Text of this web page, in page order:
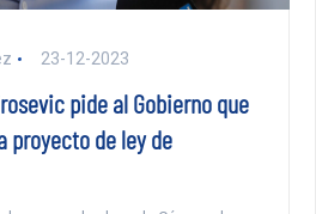
23-12-2023
pide al Gobierno que
proyecto de ley de